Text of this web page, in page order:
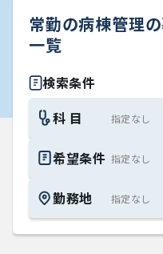
定期非常勤の求人
特集から探す
エージェントサービス
エージェントサービス
サービスの流れ
常勤の病棟管理の
一覧
検索条件
科 目
希望条件
勤務地